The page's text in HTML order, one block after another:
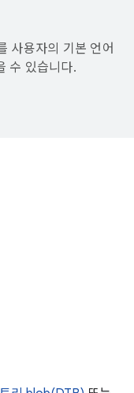
사용자의 기본 언어
수 있습니다.